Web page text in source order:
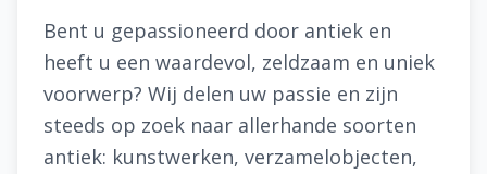
Bent u gepassioneerd door antiek en
heeft u een waardevol, zeldzaam en uniek
voorwerp? Wij delen uw passie en zijn
steeds op zoek naar allerhande soorten
antiek: kunstwerken, verzamelobjecten,